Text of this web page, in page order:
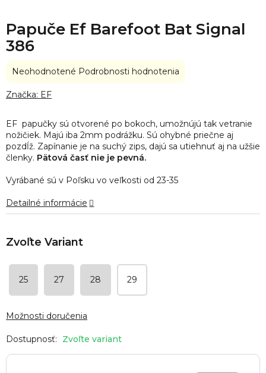
Papuče Ef Barefoot Bat Signal
386
Zvoľte variant
25 27 28 29
Možnosti doručenia
EF papučky sú otvorené po bokoch, umožnújú tak vetranie
nožičiek. Majú iba 2mm podrážku. Sú ohybné priečne aj
pozdĺž. Zapínanie je na suchý zips, dajú sa utiehnuť aj na užšie
členky. Pätová časť nie je pevná.
Vyrábané sú v Poľsku vo veľkosti od 23-35
Detailné informácie
Priemerné
produktu
z
5
hviezdičiek.
Neohodnotené Podrobnosti hodnotenia
Značka: EF